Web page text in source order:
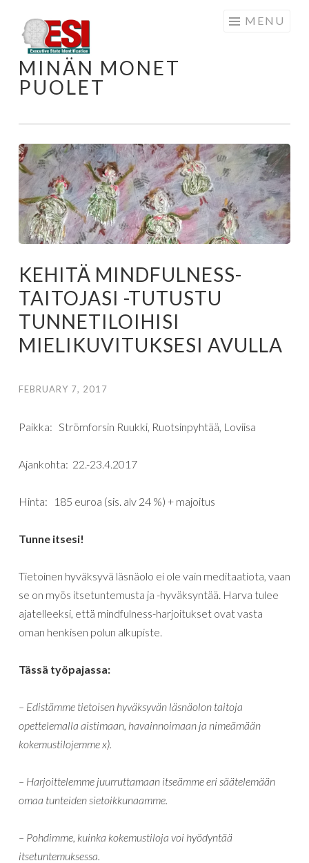
MINÄN MONET
PUOLET
MENU
KEHITÄ MINDFULNESS-
TAITOJASI -TUTUSTU
TUNNETILOIHISI
MIELIKUVITUKSESI AVULLA
FEBRUARY 7, 2017
Paikka: Strömforsin Ruukki, Ruotsinpyhtää, Loviisa
Ajankohta: 22.-23.4.2017
Hinta: 185 euroa (sis. alv 24 %) + majoitus
Tunne itsesi!
Tietoinen hyväksyvä läsnäolo ei ole vain meditaatiota, vaan
se on myös itsetuntemusta ja -hyväksyntää. Harva tulee
ajatelleeksi, että mindfulness-harjoitukset ovat vasta
oman henkisen polun alkupiste.
Tässä työpajassa:
– Edistämme tietoisen hyväksyvän läsnäolon taitoja
opettelemalla aistimaan, havainnoimaan ja nimeämään
kokemustilojemme x).
– Harjoittelemme juurruttamaan itseämme eri säätelemään
omaa tunteiden sietoikkunaamme.
– Pohdimme, kuinka kokemustiloja voi hyödyntää
itsetuntemuksessa.